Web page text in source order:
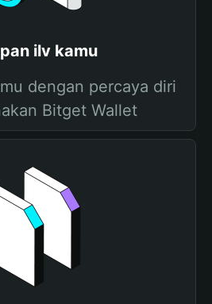
ilv kamu
dengan percaya diri
Bitget Wallet